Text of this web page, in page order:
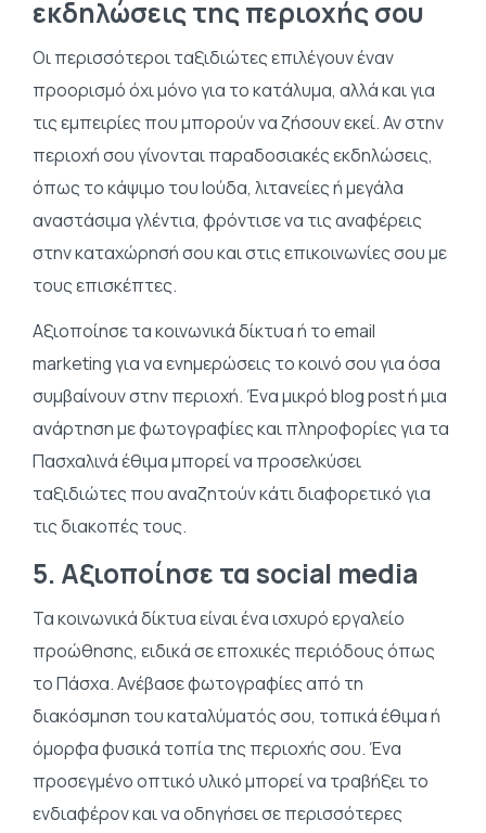
εκδηλώσεις της περιοχής σου
Οι περισσότεροι ταξιδιώτες επιλέγουν έναν
προορισμό όχι μόνο για το κατάλυμα, αλλά και για
τις εμπειρίες που μπορούν να ζήσουν εκεί. Αν στην
περιοχή σου γίνονται παραδοσιακές εκδηλώσεις,
όπως το κάψιμο του Ιούδα, λιτανείες ή μεγάλα
αναστάσιμα γλέντια, φρόντισε να τις αναφέρεις
στην καταχώρησή σου και στις επικοινωνίες σου με
τους επισκέπτες.
Αξιοποίησε τα κοινωνικά δίκτυα ή το email
marketing για να ενημερώσεις το κοινό σου για όσα
συμβαίνουν στην περιοχή. Ένα μικρό blog post ή μια
ανάρτηση με φωτογραφίες και πληροφορίες για τα
Πασχαλινά έθιμα μπορεί να προσελκύσει
ταξιδιώτες που αναζητούν κάτι διαφορετικό για
τις διακοπές τους.
5. Αξιοποίησε τα social media
Τα κοινωνικά δίκτυα είναι ένα ισχυρό εργαλείο
προώθησης, ειδικά σε εποχικές περιόδους όπως
το Πάσχα. Ανέβασε φωτογραφίες από τη
διακόσμηση του καταλύματός σου, τοπικά έθιμα ή
όμορφα φυσικά τοπία της περιοχής σου. Ένα
προσεγμένο οπτικό υλικό μπορεί να τραβήξει το
ενδιαφέρον και να οδηγήσει σε περισσότερες